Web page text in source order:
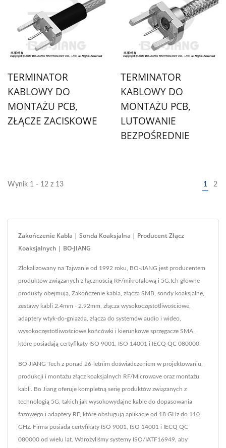
TERMINATOR
KABLOWY DO
MONTAŻU PCB,
ZŁĄCZE ZACISKOWE
TERMINATOR
KABLOWY DO
MONTAŻU PCB,
LUTOWANIE
BEZPOŚREDNIE
Wynik 1 - 12 z 13 1 2
Zakończenie Kabla | Sonda Koaksjalna | Producent Złącz
Koaksjalnych | BO-JIANG
Zlokalizowany na Tajwanie od 1992 roku, BO-JIANG jest producentem
produktów związanych z łącznością RF/mikrofalową i 5G.Ich główne
produkty obejmują, Zakończenie kabla, złącza SMB, sondy koaksjalne,
zestawy kabli 2.4mm - 2.92mm, złącza wysokoczęstotliwościowe,
adaptery wtyk-do-gniazda, złącza do systemów audio i wideo,
wysokoczęstotliwościowe końcówki i kierunkowe sprzęgacze SMA,
które posiadają certyfikaty ISO 9001, ISO 14001 i IECQ QC 080000.
BO-JIANG Tech z ponad 26-letnim doświadczeniem w projektowaniu,
produkcji i montażu złącz koaksjalnych RF/Microwave oraz montażu
kabli. Bo Jiang oferuje kompletną serię produktów związanych z
technologią 5G, takich jak wysokowydajne kable do dopasowania
fazowego i adaptery RF, które obsługują aplikacje od 18 GHz do 110
GHz. Firma posiada certyfikaty ISO 9001, ISO 14001 i IECQ QC
080000 od wielu lat. Wdrożyliśmy systemy ISO/IATF16949, aby